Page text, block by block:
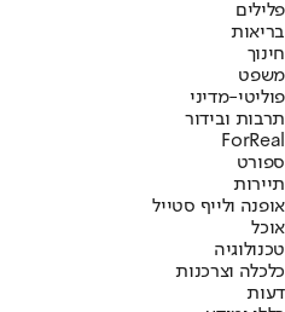
פלילים
בריאות
חינוך
משפט
פוליטי-מדיני
תרבות ובידור
ForReal
ספורט
תיירות
אופנה ולייף סטייל
אוכל
טכנולוגיה
כלכלה וצרכנות
דעות